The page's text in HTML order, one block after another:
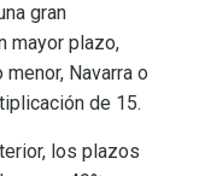
gran
mayor plazo,
Navarra o
de 15.
los plazos